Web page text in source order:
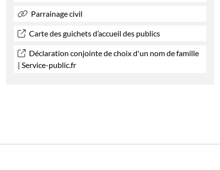
Parrainage civil
Carte des guichets d’accueil des publics
Déclaration conjointe de choix d'un nom de famille
| Service-public.fr